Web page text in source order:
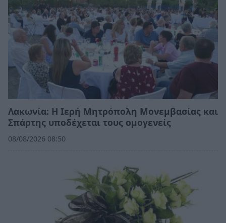
Λακωνία: Η Ιερή Μητρόπολη Μονεμβασίας και
Σπάρτης υποδέχεται τους ομογενείς
08/08/2026 08:50